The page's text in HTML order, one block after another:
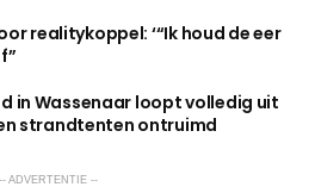
realitykoppel: ‘“Ik houd de eer
in Wassenaar loopt volledig uit
strandtenten ontruimd
-- ADVERTENTIE --